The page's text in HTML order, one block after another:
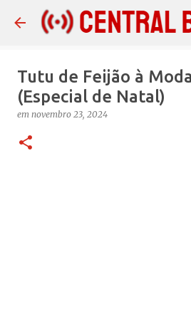
Pular para o
Tutu de Feijão à
(Especial de Natal)
em novembro 23, 2024